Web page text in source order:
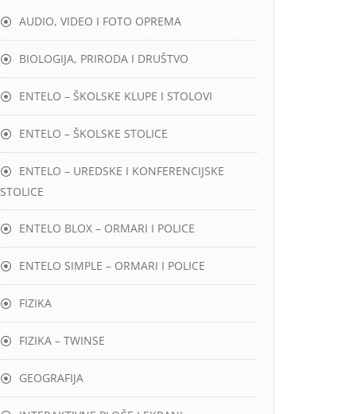
AUDIO, VIDEO I FOTO OPREMA
BIOLOGIJA, PRIRODA I DRUŠTVO
ENTELO – ŠKOLSKE KLUPE I STOLOVI
ENTELO – ŠKOLSKE STOLICE
ENTELO – UREDSKE I KONFERENCIJSKE
STOLICE
ENTELO BLOX – ORMARI I POLICE
ENTELO SIMPLE – ORMARI I POLICE
FIZIKA
FIZIKA – TWINSE
GEOGRAFIJA